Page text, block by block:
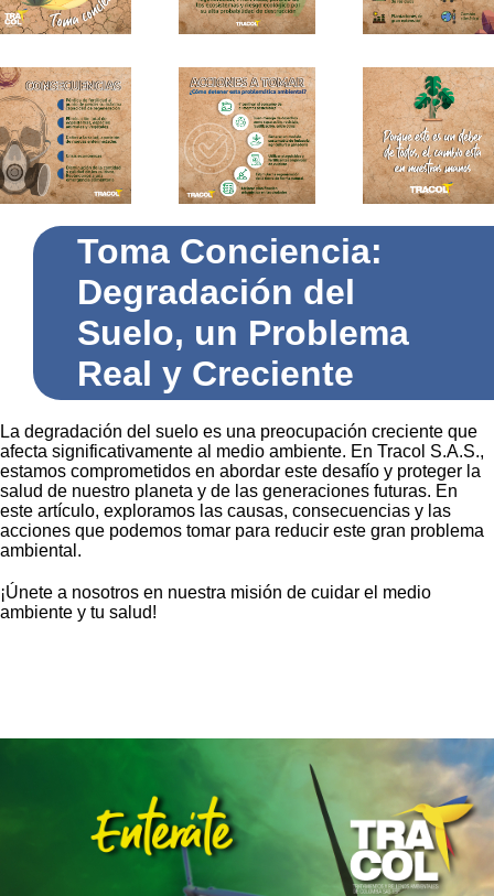
Toma Conciencia:
Degradación del
Suelo, un Problema
Real y Creciente
La degradación del suelo es una preocupación creciente que
afecta significativamente al medio ambiente. En Tracol S.A.S.,
estamos comprometidos en abordar este desafío y proteger la
salud de nuestro planeta y de las generaciones futuras. En
este artículo, exploramos las causas, consecuencias y las
acciones que podemos tomar para reducir este gran problema
ambiental.
¡Únete a nosotros en nuestra misión de cuidar el medio
ambiente y tu salud!